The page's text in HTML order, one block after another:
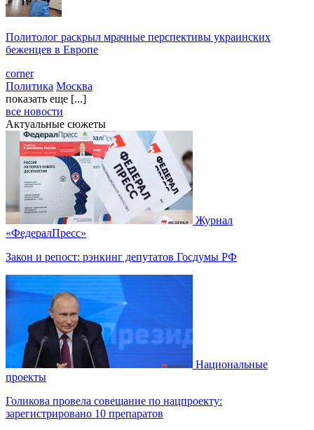
Политолог раскрыл мрачные перспективы украинских
беженцев в Европе
corner
Политика Москва
показать еще [...]
все новости
Актуальные сюжеты
Журнал
«ФедералПресс»
Закон и репост: рэнкинг депутатов Госдумы РФ
Национальные
проекты
Голикова провела совещание по нацпроекту:
зарегистрировано 10 препаратов